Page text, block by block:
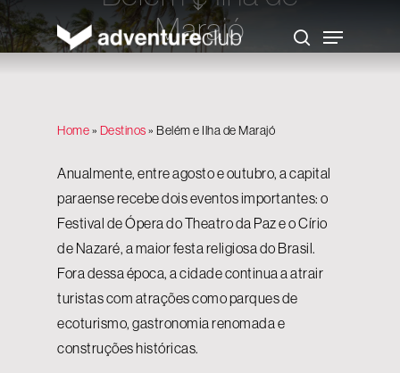
Skip
to
main
content
search
Menu
Marajó
Home» Destinos» Belém e Ilha de Marajó
Anualmente, entre agosto e outubro, a capital
paraense recebe dois eventos importantes: o
Festival de Ópera do Theatro da Paz e o Círio
de Nazaré, a maior festa religiosa do Brasil.
Fora dessa época, a cidade continua a atrair
turistas com atrações como parques de
ecoturismo, gastronomia renomada e
construções históricas.